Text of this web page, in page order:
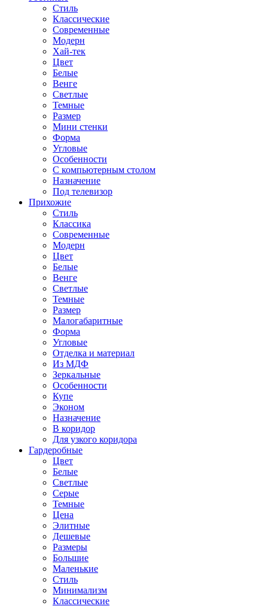
Стиль
Классические
Современные
Модерн
Хай-тек
Цвет
Белые
Венге
Светлые
Темные
Размер
Мини стенки
Форма
Угловые
Особенности
С компьютерным столом
Назначение
Под телевизор
Прихожие
Стиль
Классика
Современные
Модерн
Цвет
Белые
Венге
Светлые
Темные
Размер
Малогабаритные
Форма
Угловые
Отделка и материал
Из МДФ
Зеркальные
Особенности
Купе
Эконом
Назначение
В коридор
Для узкого коридора
Гардеробные
Цвет
Белые
Светлые
Серые
Темные
Цена
Элитные
Дешевые
Размеры
Большие
Маленькие
Стиль
Минимализм
Классические